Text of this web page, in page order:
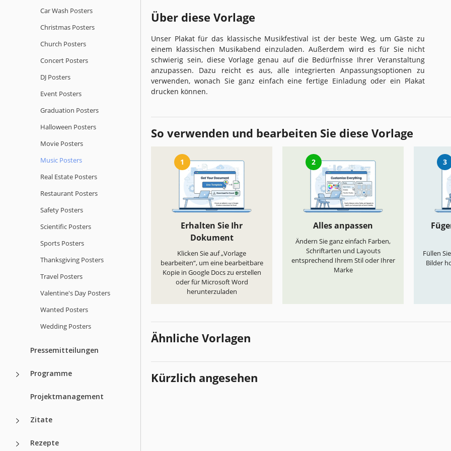
Car Wash Posters
Christmas Posters
Church Posters
Concert Posters
DJ Posters
Event Posters
Graduation Posters
Halloween Posters
Movie Posters
Music Posters
Real Estate Posters
Restaurant Posters
Safety Posters
Scientific Posters
Sports Posters
Thanksgiving Posters
Travel Posters
Valentine's Day Posters
Wanted Posters
Wedding Posters
Pressemitteilungen
Programme
Projektmanagement
Zitate
Rezepte
Über diese Vorlage
Unser Plakat für das klassische Musikfestival ist der beste Weg, um Gäste zu
einem klassischen Musikabend einzuladen. Außerdem wird es für Sie nicht
schwierig sein, diese Vorlage genau auf die Bedürfnisse Ihrer Veranstaltung
anzupassen. Dazu reicht es aus, alle integrierten Anpassungsoptionen zu
verwenden, wonach Sie ganz einfach eine fertige Einladung oder ein Plakat
drucken können.
So verwenden und bearbeiten Sie diese Vorlage
1
Erhalten Sie Ihr
Dokument
Klicken Sie auf „Vorlage
bearbeiten“, um eine bearbeitbare
Kopie in Google Docs zu erstellen
oder für Microsoft Word
herunterzuladen
2
Alles anpassen
Ändern Sie ganz einfach Farben,
Schriftarten und Layouts
entsprechend Ihrem Stil oder Ihrer
Marke
3
Füllen
Bilder
Ähnliche Vorlagen
Kürzlich angesehen